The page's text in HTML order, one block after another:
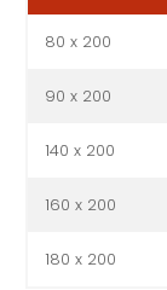
80 x 200
90 x 200
140 x 200
160 x 200
180 x 200